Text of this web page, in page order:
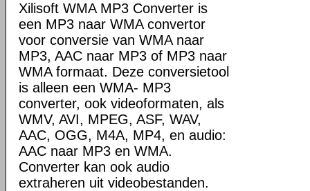
Xilisoft WMA MP3 Converter is
een MP3 naar WMA convertor
voor conversie van WMA naar
MP3, AAC naar MP3 of MP3 naar
WMA formaat. Deze conversietool
is alleen een WMA- MP3
converter, ook videoformaten, als
WMV, AVI, MPEG, ASF, WAV,
AAC, OGG, M4A, MP4, en audio:
AAC naar MP3 en WMA.
Converter kan ook audio
extraheren uit videobestanden.